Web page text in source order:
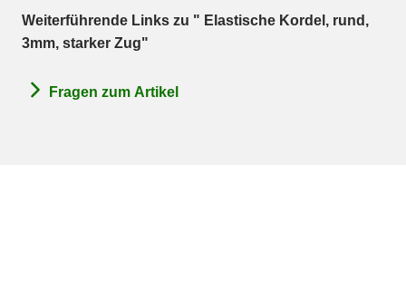
Weiterführende Links zu " Elastische Kordel, rund,
3mm, starker Zug"
Fragen zum Artikel